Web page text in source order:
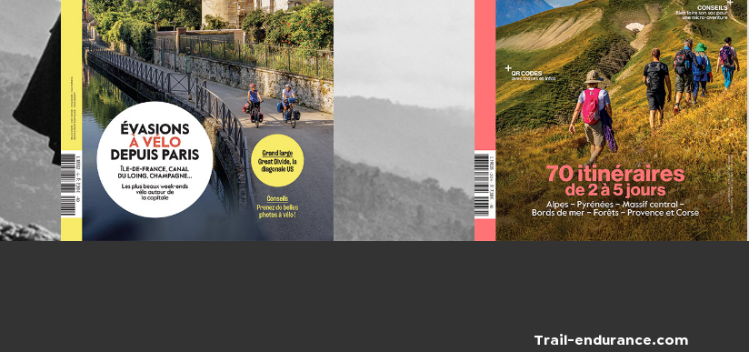
Trail-endurance.com
BOUTIQUE